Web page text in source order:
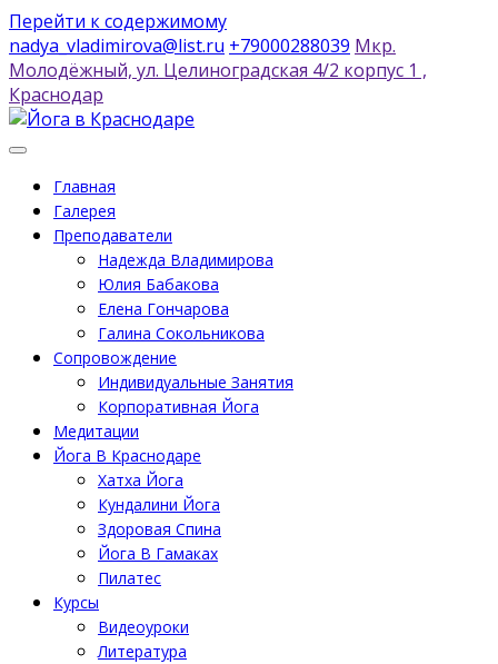
Перейти к содержимому
nadya_vladimirova@list.ru +79000288039 Мкр.
Молодëжный, ул. Целиноградская 4/2 корпус 1 ,
Краснодар
Главная
Галерея
Преподаватели
Надежда Владимирова
Юлия Бабакова
Елена Гончарова
Галина Сокольникова
Сопровождение
Индивидуальные Занятия
Корпоративная Йога
Медитации
Йога В Краснодаре
Хатха Йога
Кундалини Йога
Здоровая Спина
Йога В Гамаках
Пилатес
Курсы
Видеоуроки
Литература